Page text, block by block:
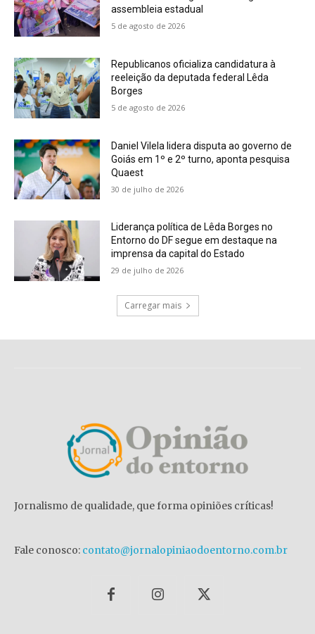
assembleia estadual
5 de agosto de 2026
Republicanos oficializa candidatura à
reeleição da deputada federal Lêda
Borges
5 de agosto de 2026
Daniel Vilela lidera disputa ao governo de
Goiás em 1º e 2º turno, aponta pesquisa
Quaest
30 de julho de 2026
Liderança política de Lêda Borges no
Entorno do DF segue em destaque na
imprensa da capital do Estado
29 de julho de 2026
Carregar mais
Jornalismo de qualidade, que forma opiniões críticas!
Fale conosco: contato@jornalopiniaodoentorno.com.br